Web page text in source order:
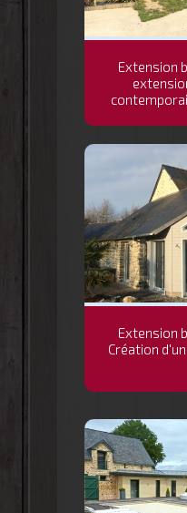
Extension
Extension
Création